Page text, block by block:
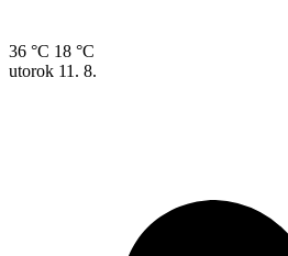
36 °C 18 °C
utorok 11. 8.